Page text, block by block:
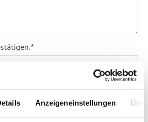
Anzeigeneinstellungen
*